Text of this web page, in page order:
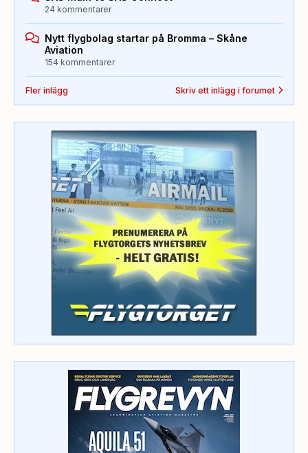
24 kommentarer
Nytt flygbolag startar på Bromma – Skåne
Aviation
154 kommentarer
Fler inlägg Skriv ett inlägg i forumet